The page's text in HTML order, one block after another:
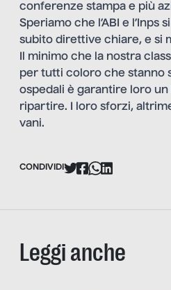
conferenze stampa e più
Speriamo che l’ABI e l’Inps
subito direttive chiare, e si
Il minimo che la nostra
per tutti coloro che stanno
ospedali è garantire loro un
ripartire. I loro sforzi,
vani.
CONDIVIDI
Leggi anche